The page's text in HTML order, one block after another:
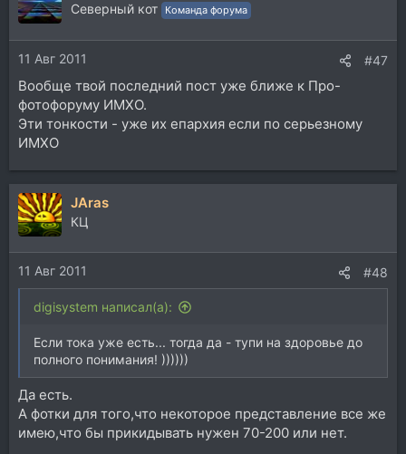
Северный кот Команда форума
11 Авг 2011 #47
Вообще твой последний пост уже ближе к Про-
фотофоруму ИМХО.
Эти тонкости - уже их епархия если по серьезному
ИМХО
JAras
КЦ
11 Авг 2011 #48
digisystem написал(а):
Если тока уже есть... тогда да - тупи на здоровье до
полного понимания! ))))))
Да есть.
А фотки для того,что некоторое представление все же
имею,что бы прикидывать нужен 70-200 или нет.